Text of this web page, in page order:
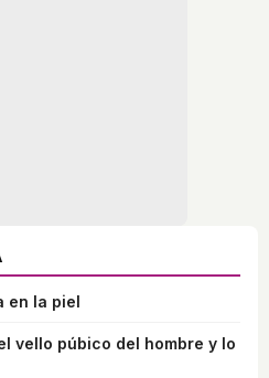
en la piel
vello púbico del hombre y lo